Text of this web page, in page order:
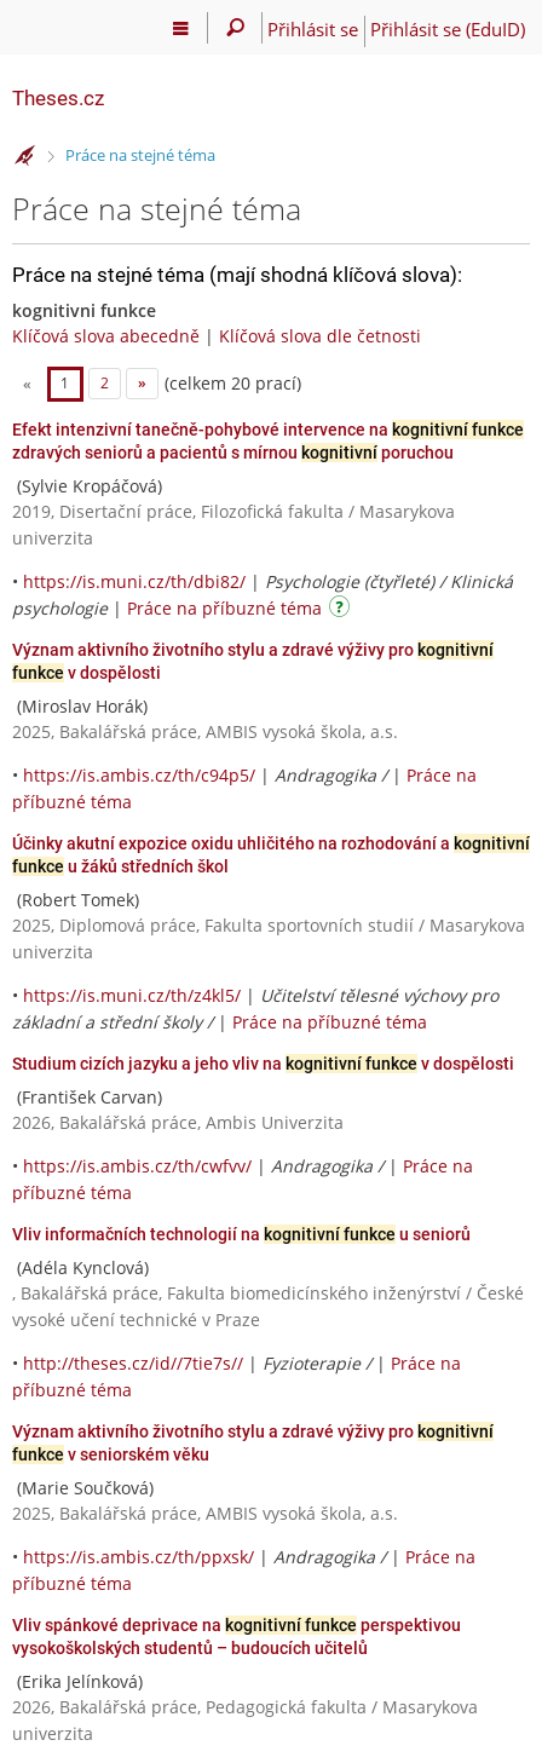
Přihlásit se Přihlásit se (EduID)
Theses.cz
>Práce na stejné téma
Práce na stejné téma
Práce na stejné téma (mají shodná klíčová slova):
kognitivni funkce
Klíčová slova abecedně | Klíčová slova dle četnosti
« 1 2 » (celkem 20 prací)
Efekt intenzivní tanečně-pohybové intervence na kognitivní funkce
zdravých seniorů a pacientů s mírnou kognitivníporuchou
(Sylvie Kropáčová)
2019, Disertační práce, Filozofická fakulta / Masarykova
univerzita
• https://is.muni.cz/th/dbi82/ | Psychologie (čtyřleté) / Klinická
psychologie| Práce na příbuzné téma
Význam aktivního životního stylu a zdravé výživy pro kognitivní
funkce v dospělosti
(Miroslav Horák)
2025, Bakalářská práce, AMBIS vysoká škola, a.s.
• https://is.ambis.cz/th/c94p5/ | Andragogika / | Práce na
příbuzné téma
Účinky akutní expozice oxidu uhličitého na rozhodování a kognitivní
funkce u žáků středních škol
(Robert Tomek)
2025, Diplomová práce, Fakulta sportovních studií / Masarykova
univerzita
• https://is.muni.cz/th/z4kl5/ | Učitelství tělesné výchovy pro
základní a střední školy / | Práce na příbuzné téma
Studium cizích jazyku a jeho vliv na kognitivní funkce v dospělosti
(František Carvan)
2026, Bakalářská práce, Ambis Univerzita
• https://is.ambis.cz/th/cwfvv/ | Andragogika / | Práce na
příbuzné téma
Vliv informačních technologií na kognitivní funkce u seniorů
(Adéla Kynclová)
, Bakalářská práce, Fakulta biomedicínského inženýrství / České
vysoké učení technické v Praze
• http://theses.cz/id//7tie7s// | Fyzioterapie / | Práce na
příbuzné téma
Význam aktivního životního stylu a zdravé výživy pro kognitivní
funkce v seniorském věku
(Marie Součková)
2025, Bakalářská práce, AMBIS vysoká škola, a.s.
• https://is.ambis.cz/th/ppxsk/ | Andragogika / | Práce na
příbuzné téma
Vliv spánkové deprivace na kognitivní funkce perspektivou
vysokoškolských studentů – budoucích učitelů
(Erika Jelínková)
2026, Bakalářská práce, Pedagogická fakulta / Masarykova
univerzita